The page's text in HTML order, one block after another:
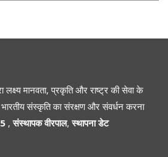
लक्ष्य मानवता, प्रकृति और राष्ट्र की सेवा के
संस्कृति का संरक्षण और संवर्धन करना
,संस्थापक वीरपाल,स्थापना डेट